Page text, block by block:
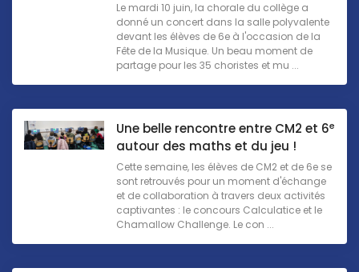
Le mardi 10 juin, la chorale du collège a
donné un concert dans la salle polyvalente
devant les élèves de 6e à l'occasion de la
Fête de la Musique. Un beau moment de
partage pour les 35 choristes et mu ...
Une belle rencontre entre CM2 et 6e
autour des maths et du jeu !
Cette semaine, les élèves de CM2 et de 6e se
sont retrouvés pour un moment d'échange
et de collaboration à travers deux activités
captivantes : le concours Calculatice et le
Chamallow Challenge. Le con ...